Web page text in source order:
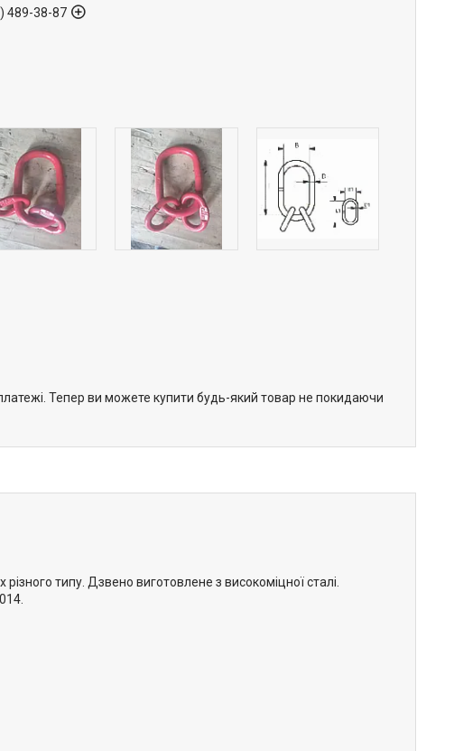
489-38-87
Тепер ви можете купити будь-який товар не покидаючи
типу. Дзвено виготовлене з високоміцної сталі.